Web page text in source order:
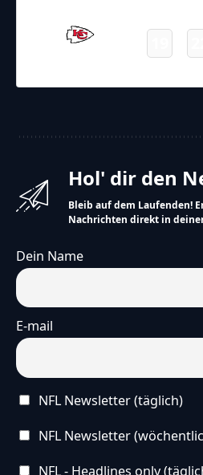
Hol' dir den
Bleib auf dem Laufenden!
Nachrichten direkt in
Dein Name
E-mail
NFL Newsletter (täglich)
NFL Newsletter
NFL - Headlines only